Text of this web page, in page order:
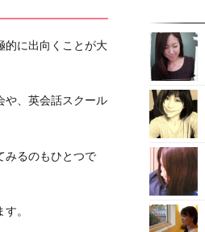
的に出向くことが大
や、英会話スクール
みるのもひとつで
。